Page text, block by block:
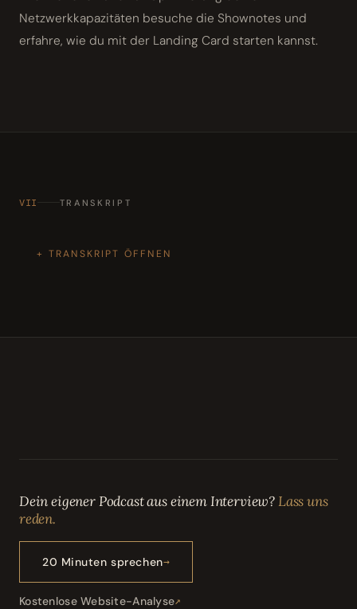
Netzwerkkapazitäten besuche die Shownotes und
erfahre, wie du mit der Landing Card starten kannst.
VII TRANSKRIPT
TRANSKRIPT ÖFFNEN
Dein eigener Podcast aus einem Interview?Lass uns
reden.
20 Minuten sprechen
Kostenlose Website-Analyse